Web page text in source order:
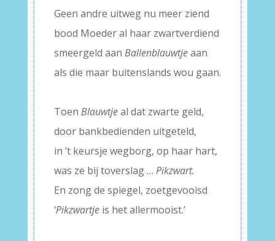
Geen andre uitweg nu meer ziend
bood Moeder al haar zwartverdiend
smeergeld aan Ballenblauwtjeaan
als die maar buitenslands wou gaan.
Toen Blauwtjeal dat zwarte geld,
door bankbedienden uitgeteld,
in ’t keursje wegborg, op haar hart,
was ze bij toverslag … Pikzwart.
En zong de spiegel, zoetgevooisd
‘Pikzwartjeis het allermooist.’